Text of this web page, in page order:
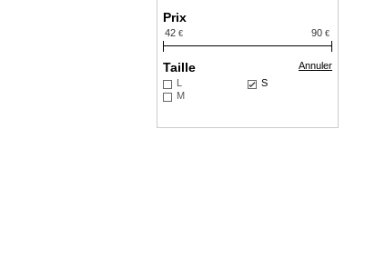
Prix
42 € 90 €
Annuler
Taille
L
M
S